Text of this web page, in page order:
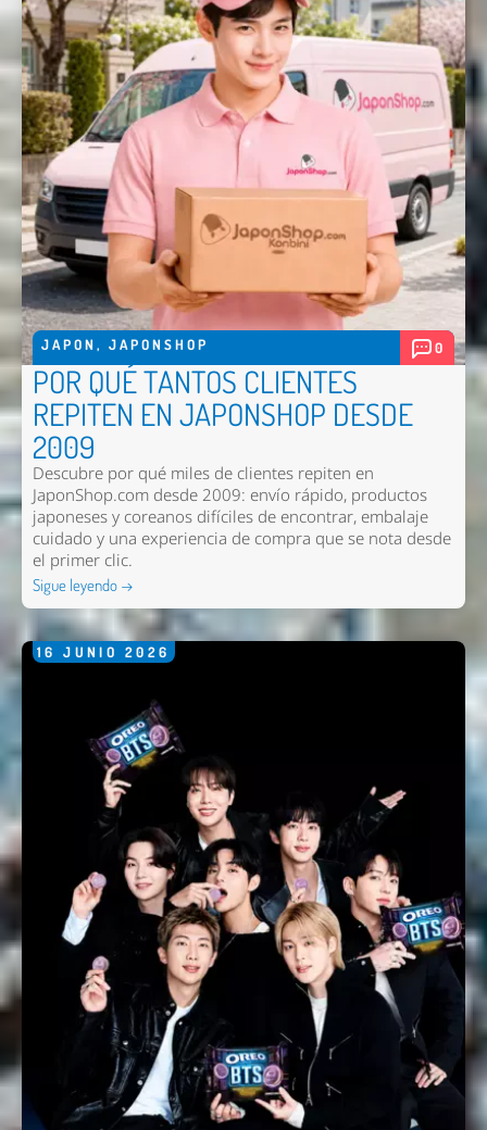
JAPON , JAPONSHOP 0
POR QUÉ TANTOS CLIENTES
REPITEN EN JAPONSHOP DESDE
2009
Descubre por qué miles de clientes repiten en
JaponShop.com desde 2009: envío rápido, productos
japoneses y coreanos difíciles de encontrar, embalaje
cuidado y una experiencia de compra que se nota desde
el primer clic.
Sigue leyendo →
16 JUNIO 2026